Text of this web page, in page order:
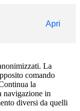
Apri
La
comando
la
navigazione in
diversi da quelli